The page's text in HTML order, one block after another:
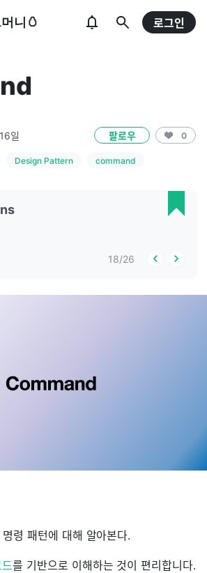
니🥚 로그인
일 팔로우 0
Design Pattern command
18/26
령 패턴에 대해 알아본다.
드를 기반으로 이해하는 것이 편리합니다.